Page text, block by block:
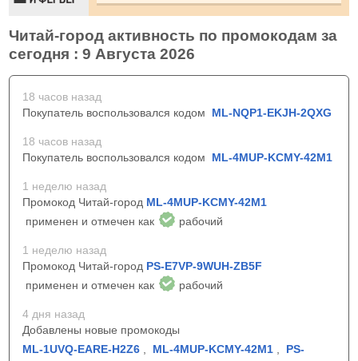
Читай-город активность по промокодам за
сегодня : 9 Августа 2026
18 часов назад
Покупатель воспользовался кодом ML-NQP1-EKJH-2QXG
18 часов назад
Покупатель воспользовался кодом ML-4MUP-KCMY-42M1
1 неделю назад
Промокод Читай-город ML-4MUP-KCMY-42M1
применен и отмечен как
рабочий
1 неделю назад
Промокод Читай-город PS-E7VP-9WUH-ZB5F
применен и отмечен как
рабочий
4 дня назад
Добавлены новые промокоды
ML-1UVQ-EARE-H2Z6
ML-4MUP-KCMY-42M1
PS-